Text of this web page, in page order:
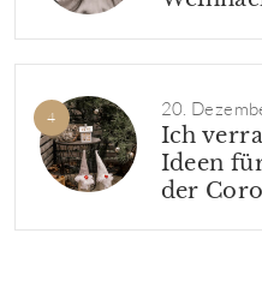
20.
Ich
Ideen
der